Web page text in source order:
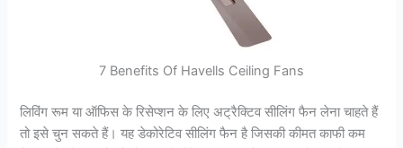
7 Benefits Of Havells Ceiling Fans
लिविंग रूम या ऑफिस के रिसेप्शन के लिए अट्रैक्टिव सीलिंग फैन लेना चाहते हैं
तो इसे चुन सकते हैं। यह डेकोरेटिव सीलिंग फैन है जिसकी कीमत काफी कम